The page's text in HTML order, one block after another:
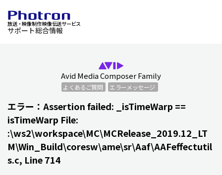
放送・映像制作 映像伝送サービス
サポート総合情報
Avid Media Composer Family
よくあるご質問 エラーメッセージ
エラー：Assertion failed: _isTimeWarp ==
isTimeWarp File:
:\ws2\workspace\MC\MCRelease_2019.12_LT
M\Win_Build\coresw\ame\sr\Aaf\AAFeffectutil
s.c, Line 714